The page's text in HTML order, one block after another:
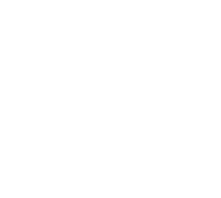
adiado para data a anunciar